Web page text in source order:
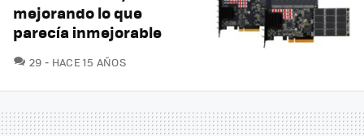
mejorando lo que
parecía inmejorable
29 COMENTARIOS
HACE 15 AÑOS